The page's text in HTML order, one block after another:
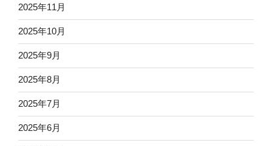
2025年11月
2025年10月
2025年9月
2025年8月
2025年7月
2025年6月